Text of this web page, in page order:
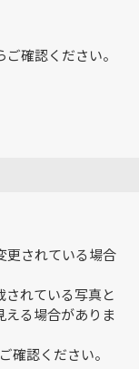
確認ください。
更されている場合
されている写真と
える場合がありま
確認ください。